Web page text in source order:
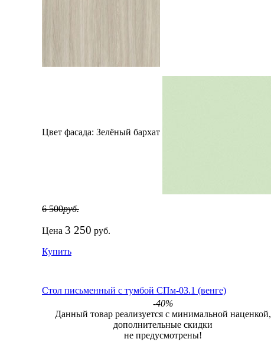
Цвет фасада: Зелёный бархат
6 500руб.
Цена 3 250 руб.
Купить
Стол письменный с тумбой СПм-03.1 (венге)
-40%
Данный товар реализуется с минимальной наценкой,
дополнительные скидки
не предусмотрены!